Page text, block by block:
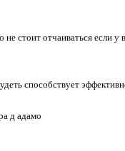
стоит отчаиваться если у
способствует
д адамо